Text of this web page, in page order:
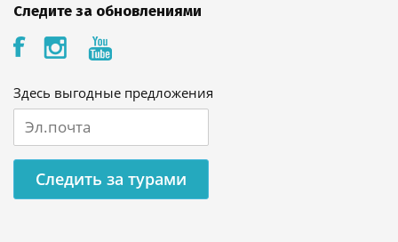
Следите за обновлениями
Здесь выгодные предложения
Следить за турами